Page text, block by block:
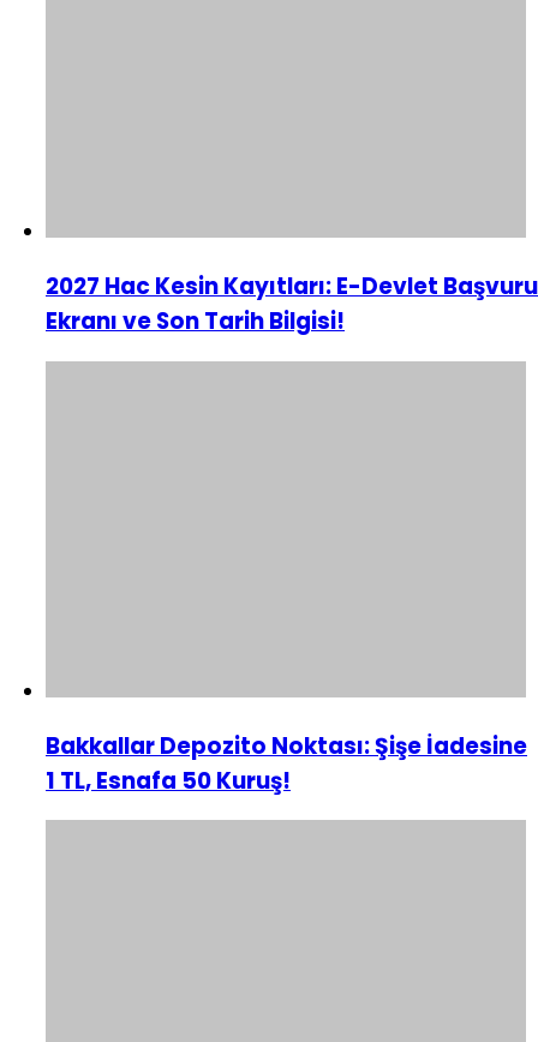
2027 Hac Kesin Kayıtları: E-Devlet Başvuru
Ekranı ve Son Tarih Bilgisi!
Bakkallar Depozito Noktası: Şişe İadesine
1 TL, Esnafa 50 Kuruş!